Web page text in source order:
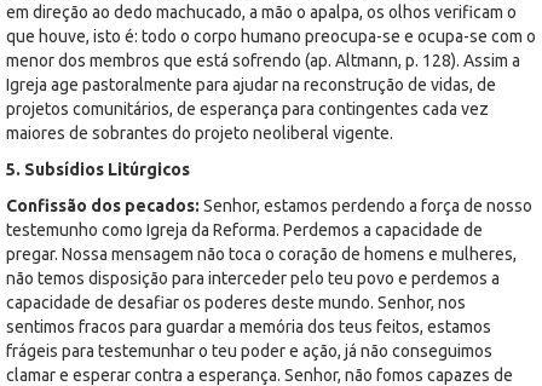
em direção ao dedo machucado, a mão o apalpa, os olhos verificam o
que houve, isto é: todo o corpo humano preocupa-se e ocupa-se com o
menor dos membros que está sofrendo (ap. Altmann, p. 128). Assim a
Igreja age pastoralmente para ajudar na reconstrução de vidas, de
projetos comunitários, de esperança para contingentes cada vez
maiores de sobrantes do projeto neoliberal vigente.
5. Subsídios Litúrgicos
Confissão dos pecados: Senhor, estamos perdendo a força de nosso
testemunho como Igreja da Reforma. Perdemos a capacidade de
pregar. Nossa mensagem não toca o coração de homens e mulheres,
não temos disposição para interceder pelo teu povo e perdemos a
capacidade de desafiar os poderes deste mundo. Senhor, nos
sentimos fracos para guardar a memória dos teus feitos, estamos
frágeis para testemunhar o teu poder e ação, já não conseguimos
clamar e esperar contra a esperança. Senhor, não fomos capazes de